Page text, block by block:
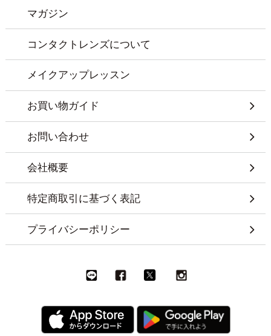
マガジン
コンタクトレンズについて
メイクアップレッスン
お買い物ガイド
お問い合わせ
会社概要
特定商取引に基づく表記
プライバシーポリシー